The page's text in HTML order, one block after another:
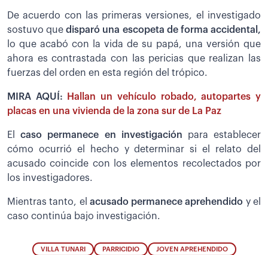
De acuerdo con las primeras versiones, el investigado
sostuvo quedisparó una escopeta de forma accidental,
lo que acabó con la vida de su papá, una versión que
ahora es contrastada con las pericias que realizan las
fuerzas del orden en esta región del trópico.
MIRA AQUÍ:
Hallan un vehículo robado, autopartes y
placas en una vivienda de la zona sur de La Paz
Elcaso permanece en investigación para establecer
cómo ocurrió el hecho y determinar si el relato del
acusado coincide con los elementos recolectados por
los investigadores.
Mientras tanto, el acusado permanece aprehendido y el
caso continúa bajo investigación.
VILLA TUNARI PARRICIDIO JOVEN APREHENDIDO